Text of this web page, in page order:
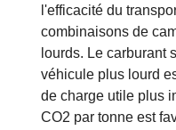
l'efficacité du
combinaisons de
lourds. Le carburant
véhicule plus lourd
de charge utile plus
CO2 par tonne est